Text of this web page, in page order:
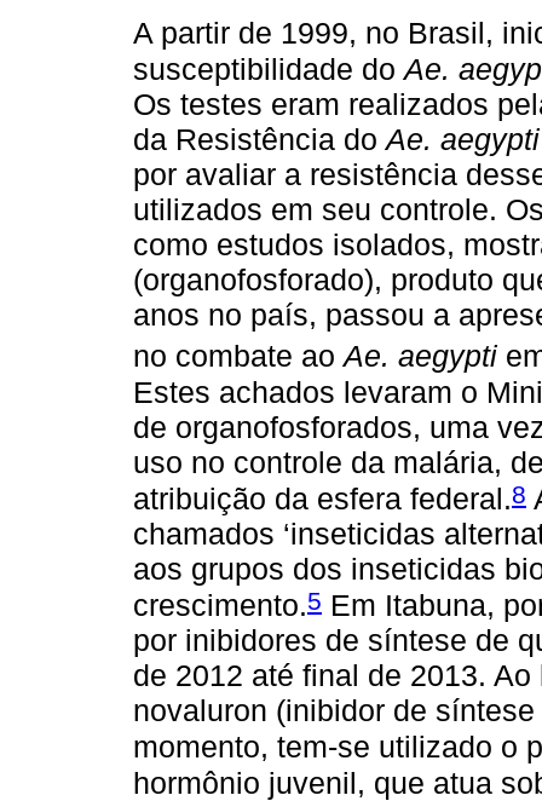
A partir de 1999, no Brasil,
susceptibilidade doAe.
Os testes eram realizados
da Resistência doAe. aegypti
por avaliar a resistência
utilizados em seu controle.
como estudos isolados,
(organofosforado), produto
anos no país, passou a
no combate aoAe. aegypti
Estes achados levaram o
de organofosforados, uma
uso no controle da malária,
atribuição da esfera federal.8
chamados ‘inseticidas
aos grupos dos inseticidas
crescimento.5 Em Itabuna,
por inibidores de síntese de
de 2012 até final de 2013.
novaluron (inibidor de
momento, tem-se utilizado o
hormônio juvenil, que atua